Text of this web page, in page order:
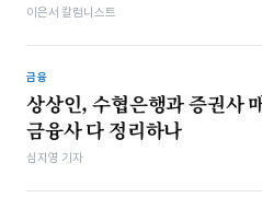
이은서 칼럼니스트
금융
상상인, 수협은행과 증권사
금융사 다 정리하나
심지영 기자